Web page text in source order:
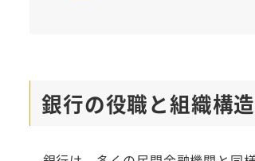
銀行の役職と組織構造